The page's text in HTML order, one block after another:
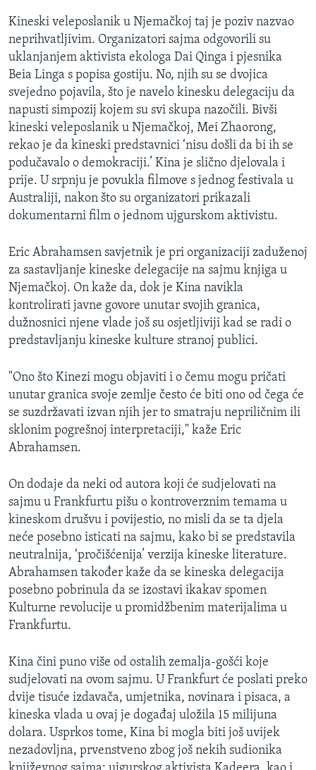
Kineski veleposlanik u Njemačkoj taj je poziv nazvao
neprihvatljivim. Organizatori sajma odgovorili su
uklanjanjem aktivista ekologa Dai Qinga i pjesnika
Beia Linga s popisa gostiju. No, njih su se dvojica
svejedno pojavila, što je navelo kinesku delegaciju da
napusti simpozij kojem su svi skupa nazočili. Bivši
kineski veleposlanik u Njemačkoj, Mei Zhaorong,
rekao je da kineski predstavnici ‘nisu došli da bi ih se
podučavalo o demokraciji.’ Kina je slično djelovala i
prije. U srpnju je povukla filmove s jednog festivala u
Australiji, nakon što su organizatori prikazali
dokumentarni film o jednom ujgurskom aktivistu.
Eric Abrahamsen savjetnik je pri organizaciji zaduženoj
za sastavljanje kineske delegacije na sajmu knjiga u
Njemačkoj. On kaže da, dok je Kina navikla
kontrolirati javne govore unutar svojih granica,
dužnosnici njene vlade još su osjetljiviji kad se radi o
predstavljanju kineske kulture stranoj publici.
"Ono što Kinezi mogu objaviti i o čemu mogu pričati
unutar granica svoje zemlje često će biti ono od čega će
se suzdržavati izvan njih jer to smatraju nepriličnim ili
sklonim pogrešnoj interpretaciji," kaže Eric
Abrahamsen.
On dodaje da neki od autora koji će sudjelovati na
sajmu u Frankfurtu pišu o kontroverznim temama u
kineskom drušvu i povijestio, no misli da se ta djela
neće posebno isticati na sajmu, kako bi se predstavila
neutralnija, ‘pročišćenija’ verzija kineske literature.
Abrahamsen također kaže da se kineska delegacija
posebno pobrinula da se izostavi ikakav spomen
Kulturne revolucije u promidžbenim materijalima u
Frankfurtu.
Kina čini puno više od ostalih zemalja-gošći koje
sudjelovati na ovom sajmu. U Frankfurt će poslati preko
dvije tisuće izdavača, umjetnika, novinara i pisaca, a
kineska vlada u ovaj je događaj uložila 15 milijuna
dolara. Usprkos tome, Kina bi mogla biti još uvijek
nezadovljna, prvenstveno zbog još nekih sudionika